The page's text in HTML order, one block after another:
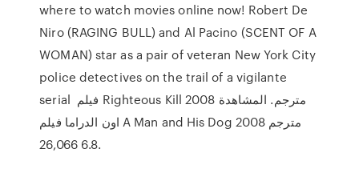
where to watch movies online now! Robert De
Niro (RAGING BULL) and Al Pacino (SCENT OF A
WOMAN) star as a pair of veteran New York City
police detectives on the trail of a vigilante
serial فيلم Righteous Kill 2008 مترجم. المشاهدة
اون الدراما فيلم A Man and His Dog 2008 مترجم
6.8 26,066.